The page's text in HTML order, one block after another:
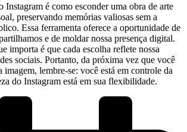
Instagram é como esconder uma obra de⁢ arte
​preservando memórias⁣ valiosas ‌sem a
Essa ferramenta oferece a‍ oportunidade​ de
​e de ⁣moldar nossa⁤ presença digital.
importa é ‍que cada‌ escolha reflete nossa⁢
sociais. Portanto, da próxima vez que você
‌lembre-se: você está ⁤em controle da
do Instagram está em⁤ sua⁤ flexibilidade.